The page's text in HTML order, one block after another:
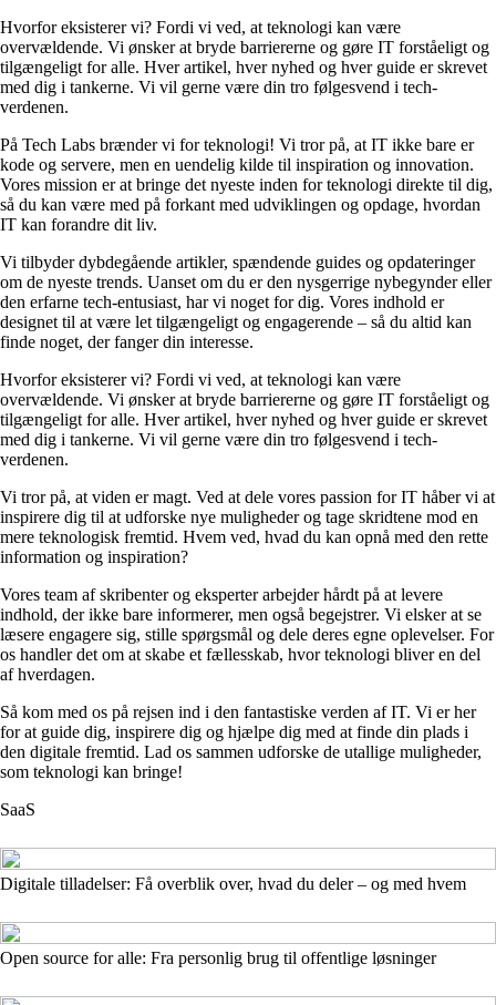
Hvorfor eksisterer vi? Fordi vi ved, at teknologi kan være
overvældende. Vi ønsker at bryde barriererne og gøre IT forståeligt og
tilgængeligt for alle. Hver artikel, hver nyhed og hver guide er skrevet
med dig i tankerne. Vi vil gerne være din tro følgesvend i tech-
verdenen.
På Tech Labs brænder vi for teknologi! Vi tror på, at IT ikke bare er
kode og servere, men en uendelig kilde til inspiration og innovation.
Vores mission er at bringe det nyeste inden for teknologi direkte til dig,
så du kan være med på forkant med udviklingen og opdage, hvordan
IT kan forandre dit liv.
Vi tilbyder dybdegående artikler, spændende guides og opdateringer
om de nyeste trends. Uanset om du er den nysgerrige nybegynder eller
den erfarne tech-entusiast, har vi noget for dig. Vores indhold er
designet til at være let tilgængeligt og engagerende – så du altid kan
finde noget, der fanger din interesse.
Hvorfor eksisterer vi? Fordi vi ved, at teknologi kan være
overvældende. Vi ønsker at bryde barriererne og gøre IT forståeligt og
tilgængeligt for alle. Hver artikel, hver nyhed og hver guide er skrevet
med dig i tankerne. Vi vil gerne være din tro følgesvend i tech-
verdenen.
Vi tror på, at viden er magt. Ved at dele vores passion for IT håber vi at
inspirere dig til at udforske nye muligheder og tage skridtene mod en
mere teknologisk fremtid. Hvem ved, hvad du kan opnå med den rette
information og inspiration?
Vores team af skribenter og eksperter arbejder hårdt på at levere
indhold, der ikke bare informerer, men også begejstrer. Vi elsker at se
læsere engagere sig, stille spørgsmål og dele deres egne oplevelser. For
os handler det om at skabe et fællesskab, hvor teknologi bliver en del
af hverdagen.
Så kom med os på rejsen ind i den fantastiske verden af IT. Vi er her
for at guide dig, inspirere dig og hjælpe dig med at finde din plads i
den digitale fremtid. Lad os sammen udforske de utallige muligheder,
som teknologi kan bringe!
SaaS
Digitale tilladelser: Få overblik over, hvad du deler – og med hvem
Open source for alle: Fra personlig brug til offentlige løsninger